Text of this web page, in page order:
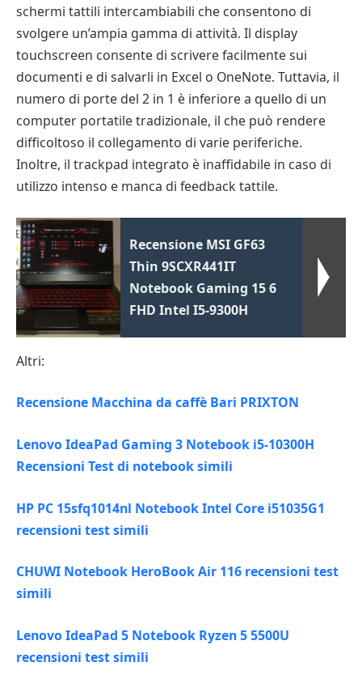
schermi tattili intercambiabili che consentono di
svolgere un’ampia gamma di attività. Il display
touchscreen consente di scrivere facilmente sui
documenti e di salvarli in Excel o OneNote. Tuttavia, il
numero di porte del 2 in 1 è inferiore a quello di un
computer portatile tradizionale, il che può rendere
difficoltoso il collegamento di varie periferiche.
Inoltre, il trackpad integrato è inaffidabile in caso di
utilizzo intenso e manca di feedback tattile.
Recensione MSI GF63
Thin 9SCXR441IT
Notebook Gaming 15 6
FHD Intel I5-9300H
Altri:
Recensione Macchina da caffè Bari PRIXTON
Lenovo IdeaPad Gaming 3 Notebook i5-10300H
Recensioni Test di notebook simili
HP PC 15sfq1014nl Notebook Intel Core i51035G1
recensioni test simili
CHUWI Notebook HeroBook Air 116 recensioni test
simili
Lenovo IdeaPad 5 Notebook Ryzen 5 5500U
recensioni test simili